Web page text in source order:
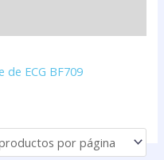
ECG BF709